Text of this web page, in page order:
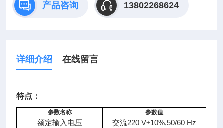
产品咨询 13802268624
详细介绍 在线留言
特点：
参数名称 参数值
额定输入电压 交流220 V±10%,50/60 Hz